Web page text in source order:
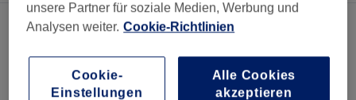
Ein Salon, der anbietet:
augenbrauen & wimpern färben in Innenstadt, Gütersloh
unsere Partner für soziale Medien, Werbung und
Analysen weiter. Cookie-Richtlinien
Cookie-
Einstellungen
Alle Cookies
akzeptieren